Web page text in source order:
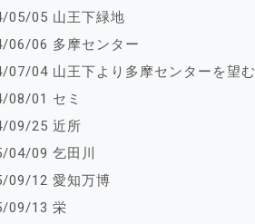
05/05 山王下緑地
06/06 多摩センター
07/04 山王下より多摩センターを望む
08/01 セミ
09/25 近所
04/09 乞田川
09/12 愛知万博
09/13 栄